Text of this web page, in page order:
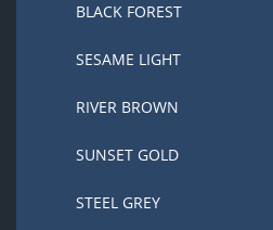
BLACK FOREST
SESAME LIGHT
RIVER BROWN
SUNSET GOLD
STEEL GREY